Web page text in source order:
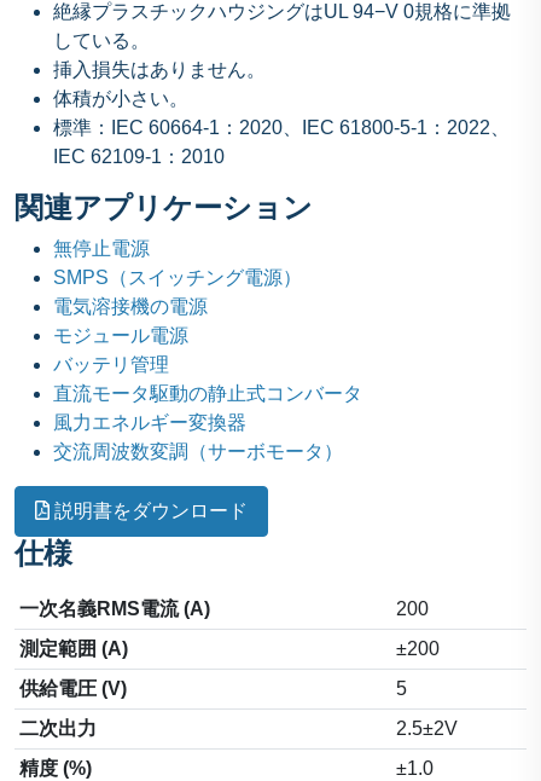
絶縁プラスチックハウジングはUL 94−V 0規格に準拠
している。
挿入損失はありません。
体積が小さい。
標準：IEC 60664-1：2020、IEC 61800-5-1：2022、
IEC 62109-1：2010
関連アプリケーション
無停止電源
SMPS（スイッチング電源）
電気溶接機の電源
モジュール電源
バッテリ管理
直流モータ駆動の静止式コンバータ
風力エネルギー変換器
交流周波数変調（サーボモータ）
説明書をダウンロード
仕様
一次名義RMS電流 (A)
200
測定範囲 (A)
±200
供給電圧 (V)
5
二次出力
2.5±2V
精度 (%)
±1.0